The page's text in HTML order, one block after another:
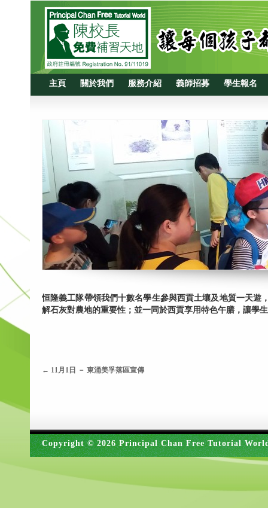
主頁 關於我們 服務介紹 義師招募 學生報名
恒隆義工隊帶領我們十數名學生參與西貢土壤及地質一天
解石灰對農地的重要性；並一同於西貢享用特色午膳，讓學
← 11月1日 － 東涌美孚落區宣傳
Copyright © 2026 Principal Chan Free Tutorial